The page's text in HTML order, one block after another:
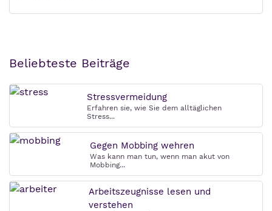
Beliebteste Beiträge
Stressvermeidung
Erfahren sie, wie Sie dem alltäglichen
Stress...
Gegen Mobbing wehren
Was kann man tun, wenn man akut von
Mobbing...
Arbeitszeugnisse lesen und
verstehen